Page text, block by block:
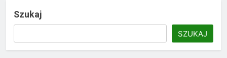
Szukaj
SZUKAJ